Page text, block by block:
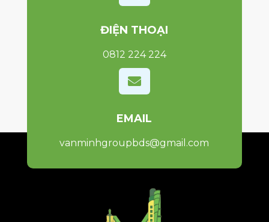
ĐIỆN THOẠI
0812 224 224

EMAIL
vanminhgroupbds@gmail.com